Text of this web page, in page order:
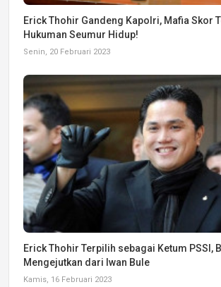
Erick Thohir Gandeng Kapolri, Mafia Skor
Hukuman Seumur Hidup!
Senin, 20 Februari 2023
Erick Thohir Terpilih sebagai Ketum PSSI,
Mengejutkan dari Iwan Bule
Kamis, 16 Februari 2023